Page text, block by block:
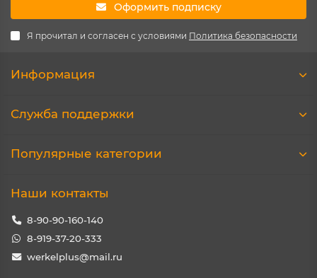
Оформить подписку
Я прочитал и согласен с условиями Политика безопасности
Информация
Служба поддержки
Популярные категории
Наши контакты
8-90-90-160-140
8-919-37-20-333
werkelplus@mail.ru